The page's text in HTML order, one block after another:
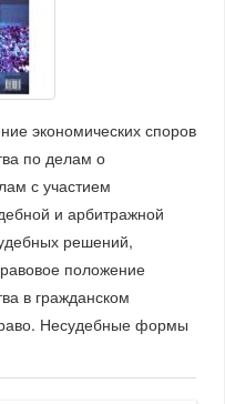
экономических споров
по делам о
с участием
и арбитражной
решений,
положение
в гражданском
Несудебные формы